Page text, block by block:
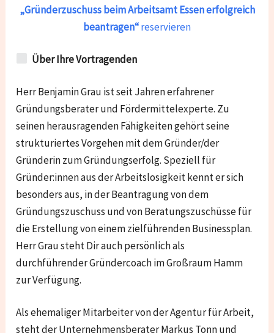
„Gründerzuschuss beim Arbeitsamt Essenerfolgreich
beantragen“reservieren
Über Ihre Vortragenden
Herr Benjamin Grau ist seit Jahren erfahrener
Gründungsberater und Fördermittelexperte. Zu
seinen herausragenden Fähigkeiten gehört seine
strukturiertes Vorgehen mit dem Gründer/der
Gründerin zum Gründungserfolg. Speziell für
Gründer:innen aus der Arbeitslosigkeit kennt er sich
besonders aus, in der Beantragung von dem
Gründungszuschuss und von Beratungszuschüsse für
die Erstellung von einem zielführenden Businessplan.
Herr Grau steht Dir auch persönlich als
durchführender Gründercoach im Großraum Hamm
zur Verfügung.
Als ehemaliger Mitarbeiter von der Agentur für Arbeit,
steht der Unternehmensberater Markus Tonn und